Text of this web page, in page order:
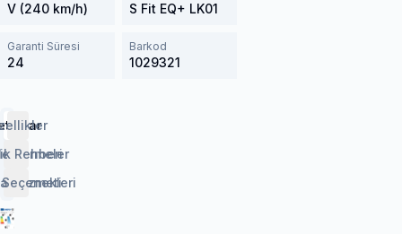
V (240 km/h) S Fit EQ+ LK01
Garanti Süresi
24
Barkod
1029321
Rehberi
Hizmeti